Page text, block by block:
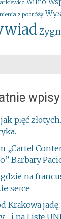
Wilno
z podróży
wpisy
pięć
„Cartel
Barbary
gdzie na
serce
Krakowa
i na Listę